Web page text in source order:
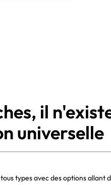
il
universelle
types avec des options allant